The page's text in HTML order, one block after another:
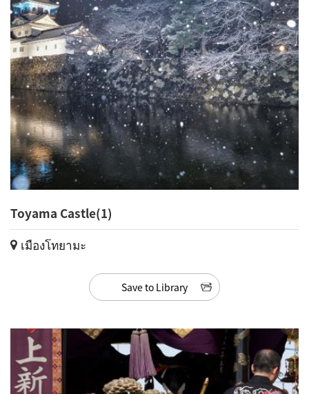
Toyama Castle(1)
เมืองโทยามะ
Save to Library